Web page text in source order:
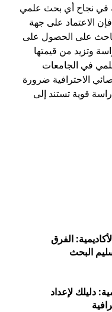
في نجاح أي بحث علمي
الاعتماد على جهة
على الحصول على
وتزيد من قيمتها
في الجامعات
الاحترافية ضرورة
قوية تستند إلى
الفرق
البحث
دليلك لإعداد